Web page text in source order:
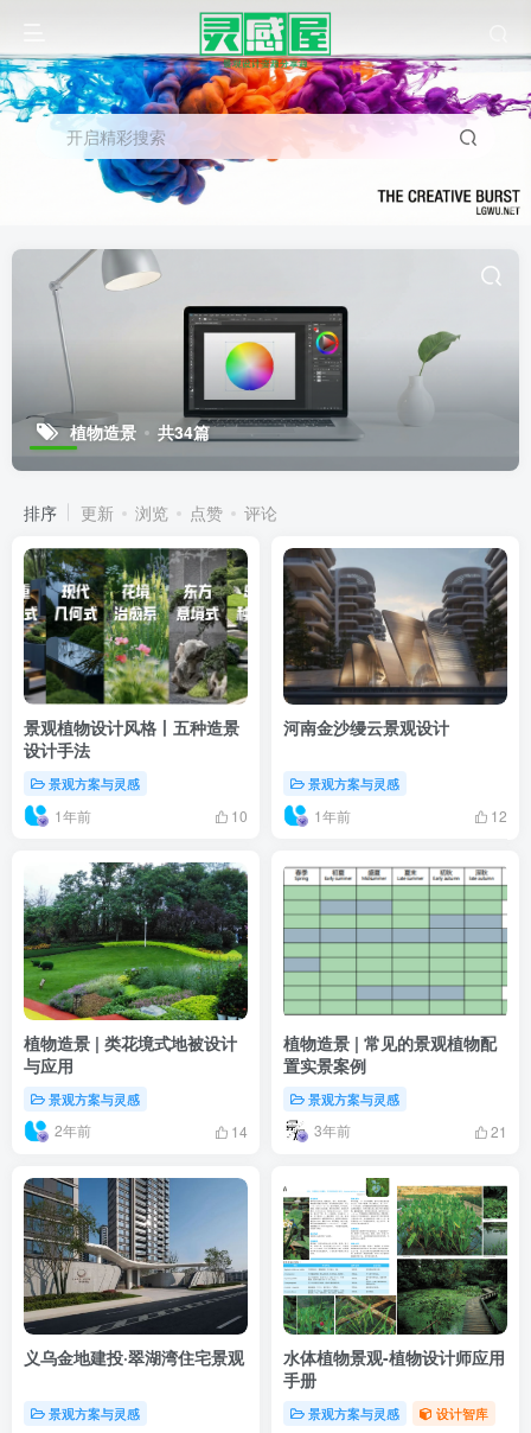
开启精彩搜索
植物造景 共34篇
排序 更新 浏览 点赞 评论
景观植物设计风格丨五种造景
设计手法
景观方案与灵感
1年前 10
河南金沙缦云景观设计
景观方案与灵感
1年前 12
植物造景 | 类花境式地被设计
与应用
景观方案与灵感
2年前 14
植物造景 | 常见的景观植物配
置实景案例
景观方案与灵感
3年前 21
义乌金地建投·翠湖湾住宅景观
景观方案与灵感
水体植物景观-植物设计师应用
手册
景观方案与灵感 设计智库